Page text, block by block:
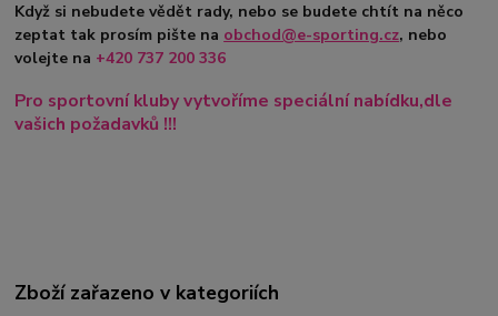
Když si nebudete vědět rady, nebo se budete chtít na něco
zeptat tak prosím pište na obchod@e-sporting.cz, nebo
volejte na +420 737 200 336
Pro sportovní kluby vytvoříme speciální nabídku,dle
vašich požadavků !!!
Zboží zařazeno v kategoriích